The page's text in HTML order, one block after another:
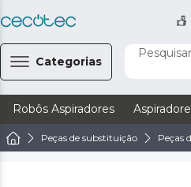
Categorias
Robôs Aspiradores
Peças de substituição Peças